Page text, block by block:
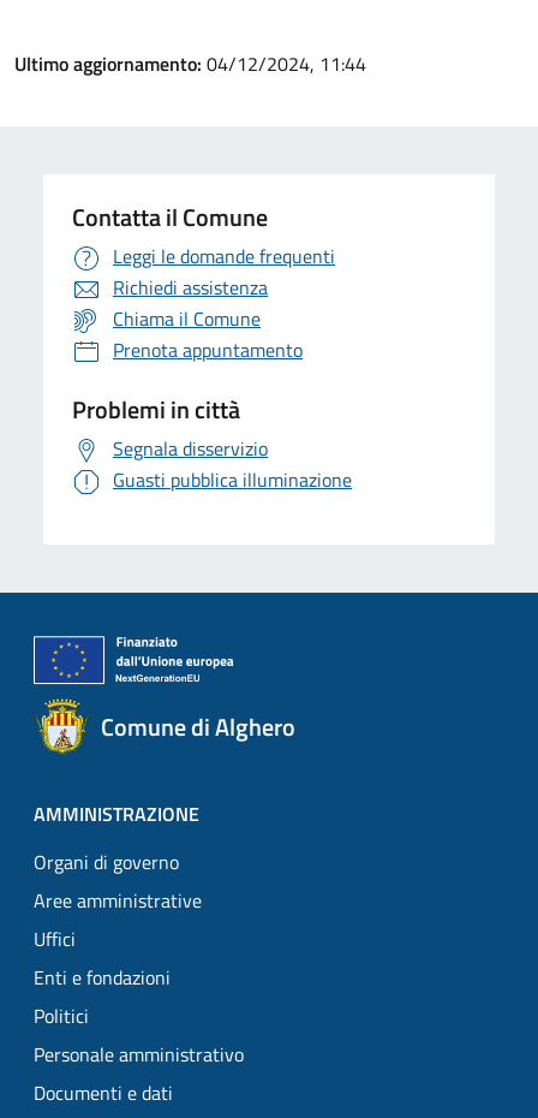
Ultimo aggiornamento: 04/12/2024, 11:44
Contatta il Comune
Leggi le domande frequenti
Richiedi assistenza
Chiama il Comune
Prenota appuntamento
Problemi in città
Segnala disservizio
Guasti pubblica illuminazione
Comune di Alghero
AMMINISTRAZIONE
Organi di governo
Aree amministrative
Uffici
Enti e fondazioni
Politici
Personale amministrativo
Documenti e dati